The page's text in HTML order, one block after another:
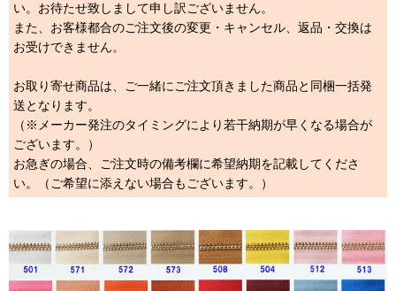
い。お待たせ致しまして申し訳ございません。
また、お客様都合のご注文後の変更・キャンセル、返品・交換は
お受けできません。
お取り寄せ商品は、ご一緒にご注文頂きました商品と同梱一括発
送となります。
（※メーカー発注のタイミングにより若干納期が早くなる場合が
ございます。）
お急ぎの場合、ご注文時の備考欄に希望納期を記載してくださ
い。（ご希望に添えない場合もございます。）